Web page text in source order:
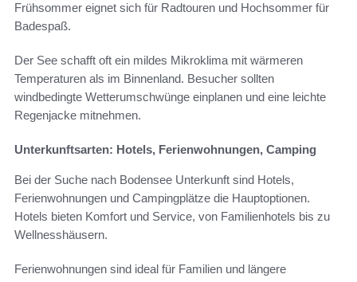
Frühsommer eignet sich für Radtouren und Hochsommer für
Badespaß.
Der See schafft oft ein mildes Mikroklima mit wärmeren
Temperaturen als im Binnenland. Besucher sollten
windbedingte Wetterumschwünge einplanen und eine leichte
Regenjacke mitnehmen.
Unterkunftsarten: Hotels, Ferienwohnungen, Camping
Bei der Suche nach Bodensee Unterkunft sind Hotels,
Ferienwohnungen und Campingplätze die Hauptoptionen.
Hotels bieten Komfort und Service, von Familienhotels bis zu
Wellnesshäusern.
Ferienwohnungen sind ideal für Familien und längere